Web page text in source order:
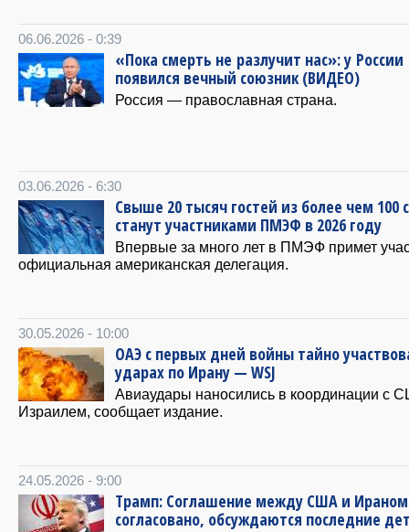
06.06.2026 - 0:39
«Пока смерть не разлучит нас»: у России
появился вечный союзник (ВИДЕО)
Россия — православная страна.
03.06.2026 - 6:30
Свыше 20 тысяч гостей из более чем 100
станут участниками ПМЭФ в 2026 году
Впервые за много лет в ПМЭФ примет
официальная американская делегация.
30.05.2026 - 10:00
ОАЭ с первых дней войны тайно
ударах по Ирану — WSJ
Авиаудары наносились в координации с
Израилем, сообщает издание.
24.05.2026 - 9:00
Трамп: Соглашение между США и
согласовано, обсуждаются последние